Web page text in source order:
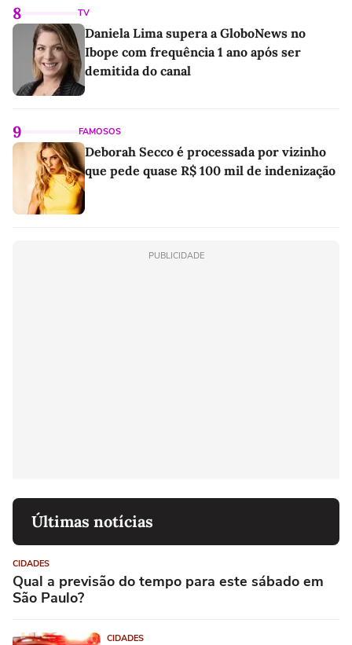
8 TV
Daniela Lima supera a GloboNews no
Ibope com frequência 1 ano após ser
demitida do canal
9 FAMOSOS
Deborah Secco é processada por vizinho
que pede quase R$ 100 mil de indenização
PUBLICIDADE
Últimas notícias
CIDADES
Qual a previsão do tempo para este sábado em
São Paulo?
CIDADES